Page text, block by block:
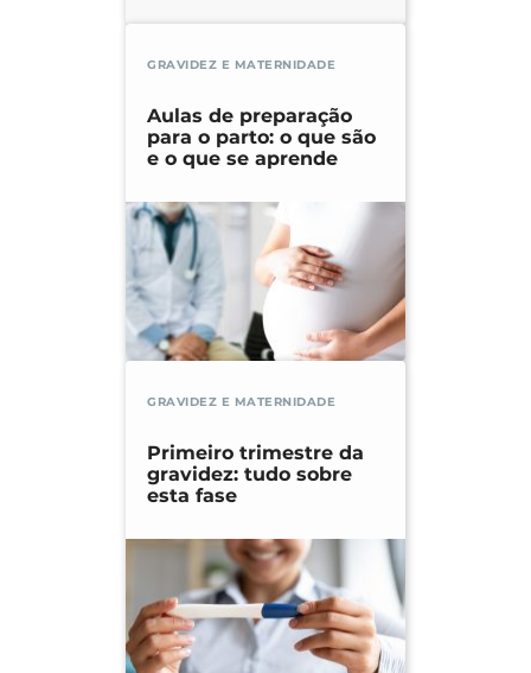
GRAVIDEZ E MATERNIDADE
Aulas de preparação
para o parto: o que são
e o que se aprende
GRAVIDEZ E MATERNIDADE
Primeiro trimestre da
gravidez: tudo sobre
esta fase